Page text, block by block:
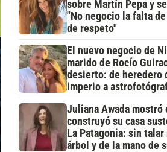
sobre Martín Pepa y
"No negocio la falta
de respeto"
El nuevo negocio de
marido de Rocío
desierto: de heredero
imperio a
Juliana Awada mostró
construyó su casa
La Patagonia: sin talar
árbol y de la mano de